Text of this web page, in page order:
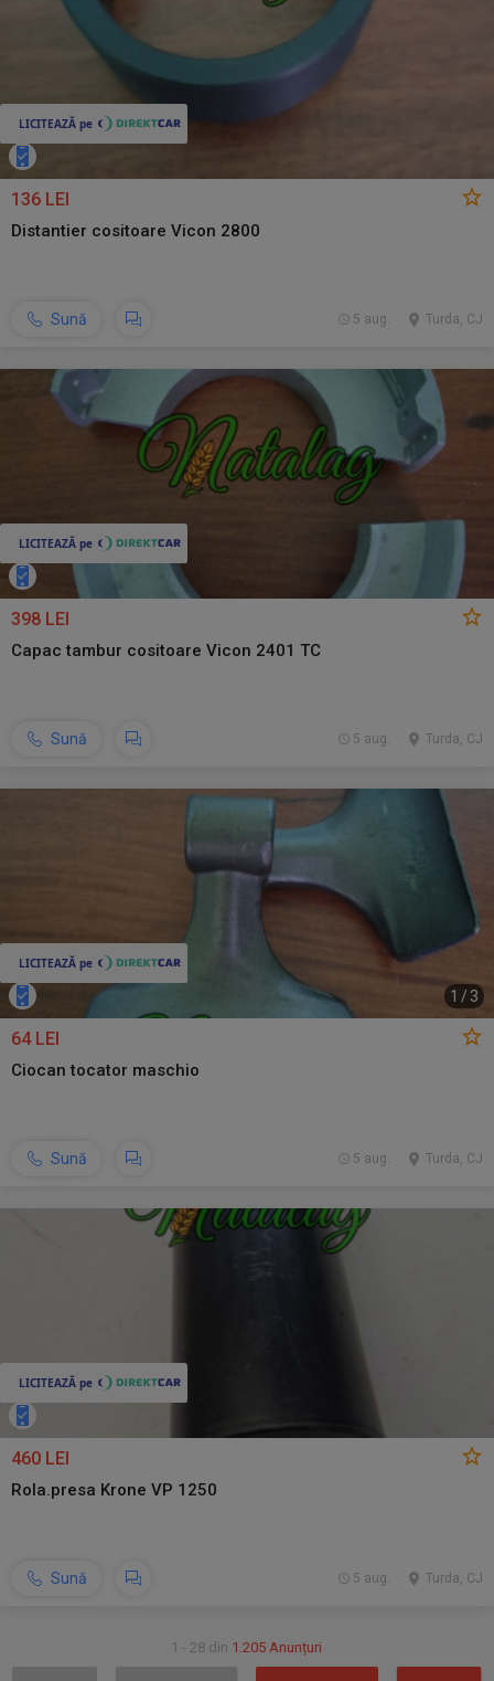
136 LEI
Distantier cositoare Vicon 2800
Sună Turda, CJ
5 aug.
398 LEI
Capac tambur cositoare Vicon 2401 TC
Sună Turda, CJ
5 aug.
1 / 3
64 LEI
Ciocan tocator maschio
Sună Turda, CJ
5 aug.
460 LEI
Rola.presa Krone VP 1250
Sună Turda, CJ
5 aug.
1 - 28 din 1.205 Anunțuri